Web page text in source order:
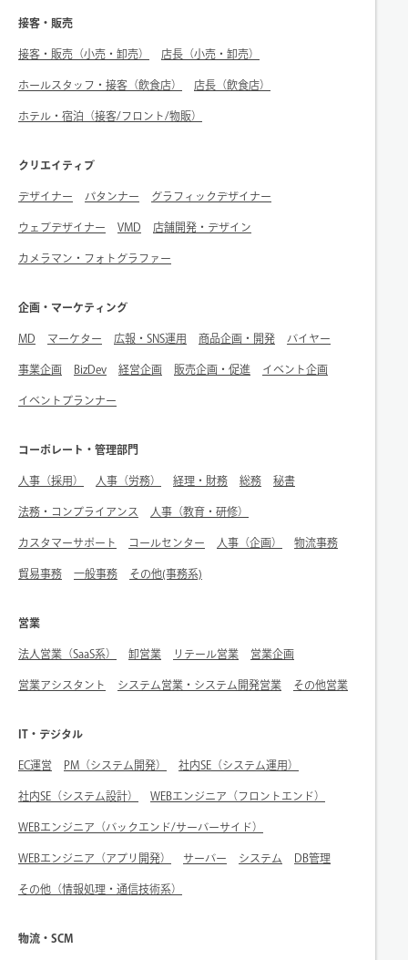
接客・販売
接客・販売（小売・卸売） 店長（小売・卸売）
ホールスタッフ・接客（飲食店） 店長（飲食店）
ホテル・宿泊（接客/フロント/物販）
クリエイティブ
デザイナー パタンナー グラフィックデザイナー
ウェブデザイナー VMD 店舗開発・デザイン
カメラマン・フォトグラファー
企画・マーケティング
MD マーケター 広報・SNS運用 商品企画・開発 バイヤー
事業企画 BizDev 経営企画 販売企画・促進 イベント企画
イベントプランナー
コーポレート・管理部門
人事（採用） 人事（労務） 経理・財務 総務 秘書
法務・コンプライアンス 人事（教育・研修）
カスタマーサポート コールセンター 人事（企画） 物流事務
貿易事務 一般事務 その他(事務系)
営業
法人営業（SaaS系） 卸営業 リテール営業 営業企画
営業アシスタント システム営業・システム開発営業 その他営業
IT・デジタル
EC運営 PM（システム開発） 社内SE（システム運用）
社内SE（システム設計） WEBエンジニア（フロントエンド）
WEBエンジニア（バックエンド/サーバーサイド）
WEBエンジニア（アプリ開発） サーバー システム DB管理
その他（情報処理・通信技術系）
物流・SCM